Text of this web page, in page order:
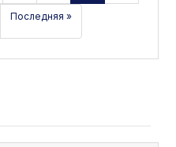
Последняя »